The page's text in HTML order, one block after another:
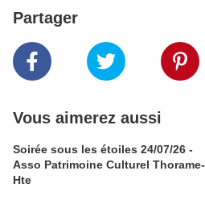
Partager
Vous aimerez aussi
Soirée sous les étoiles 24/07/26 -
Asso Patrimoine Culturel Thorame-
Hte